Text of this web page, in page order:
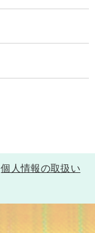
個人情報の取扱い